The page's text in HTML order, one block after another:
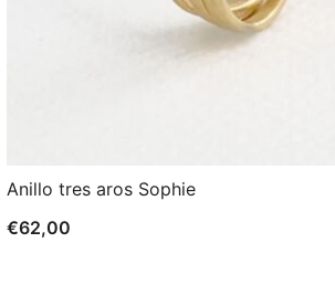
Anillo tres aros Sophie
€62,00